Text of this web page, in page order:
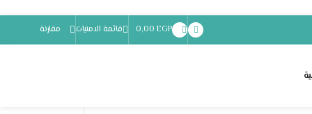
0,00EGP قائمة الامنيات مقارنة